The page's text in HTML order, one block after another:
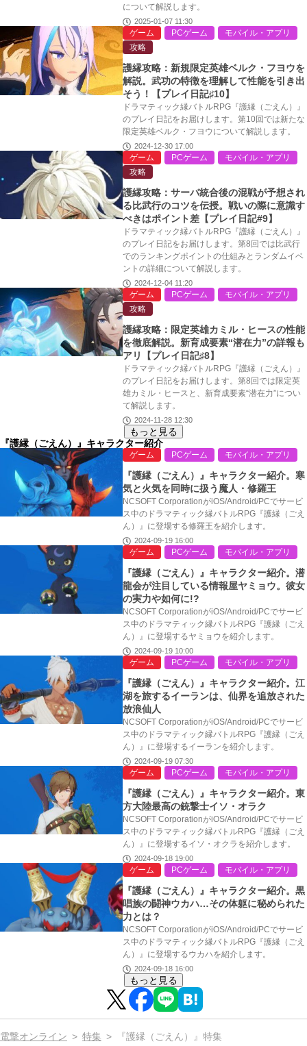
について解説します。
2025-01-07 11:30
ゲーム PCゲーム
モバイル・アプリ
攻略
護縁攻略：新規限定英雄ベルク・フヨウを
解説。武功の特徴を理解して性能を引き出
そう！【プレイ日記♯10】
ドラマティック縁バトルRPG『護縁（ごえん）』
のプレイ日記をお届けします。第10回では新たな
限定英雄ベルク・フヨウについて解説します。
2024-12-30 17:00
ゲーム PCゲーム
モバイル・アプリ
攻略
護縁攻略：サーバ統合後の混戦が予想され
る比武行のコツを伝授。戦いの際に意識す
べきはポイント差【プレイ日記#9】
ドラマティック縁バトルRPG『護縁（ごえん）』
のプレイ日記をお届けします。第8回では比武行
でのランキングポイントの仕組みとランダムイベ
ントの詳細について解説します。
2024-12-04 11:20
ゲーム PCゲーム
モバイル・アプリ
攻略
護縁攻略：限定英雄カミル・ヒースの性能
を徹底解説。新育成要素“潜在力”の詳報も
アリ【プレイ日記♯8】
ドラマティック縁バトルRPG『護縁（ごえん）』
のプレイ日記をお届けします。第8回では限定英
雄カミル・ヒースと、新育成要素“潜在力”につい
て解説します。
2024-11-28 12:30
もっと見る
『護縁（ごえん）』キャラクター紹介
ゲーム PCゲーム モバイル・アプリ
『護縁（ごえん）』キャラクター紹介。寒
気と火気を同時に扱う魔人・修羅王
NCSOFT CorporationがiOS/Android/PCでサービ
ス中のドラマティック縁バトルRPG『護縁（ごえ
ん）』に登場する修羅王を紹介します。
2024-09-19 16:00
ゲーム PCゲーム モバイル・アプリ
『護縁（ごえん）』キャラクター紹介。潜
龍会が注目している情報屋ヤミョウ。彼女
の実力や如何に!?
NCSOFT CorporationがiOS/Android/PCでサービ
ス中のドラマティック縁バトルRPG『護縁（ごえ
ん）』に登場するヤミョウを紹介します。
2024-09-19 10:00
ゲーム PCゲーム モバイル・アプリ
『護縁（ごえん）』キャラクター紹介。江
湖を旅するイーランは、仙界を追放された
放浪仙人
NCSOFT CorporationがiOS/Android/PCでサービ
ス中のドラマティック縁バトルRPG『護縁（ごえ
ん）』に登場するイーランを紹介します。
2024-09-19 07:30
ゲーム PCゲーム モバイル・アプリ
『護縁（ごえん）』キャラクター紹介。東
方大陸最高の銃撃士イソ・オラク
NCSOFT CorporationがiOS/Android/PCでサービ
ス中のドラマティック縁バトルRPG『護縁（ごえ
ん）』に登場するイソ・オクラを紹介します。
2024-09-18 19:00
ゲーム PCゲーム モバイル・アプリ
『護縁（ごえん）』キャラクター紹介。黒
唱族の闘神ウカハ…その体躯に秘められた
力とは？
NCSOFT CorporationがiOS/Android/PCでサービ
ス中のドラマティック縁バトルRPG『護縁（ごえ
ん）』に登場するウカハを紹介します。
2024-09-18 16:00
もっと見る
電撃オンライン 特集 『護縁（ごえん）』特集